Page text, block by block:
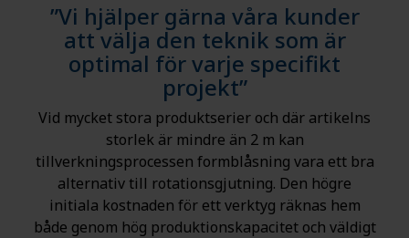
”Vi hjälper gärna våra kunder
att välja den teknik som är
optimal för varje specifikt
projekt”
Vid mycket stora produktserier och där artikelns
storlek är mindre än 2 m kan
tillverkningsprocessen formblåsning vara ett bra
alternativ till rotationsgjutning. Den högre
initiala kostnaden för ett verktyg räknas hem
både genom hög produktionskapacitet och väldigt